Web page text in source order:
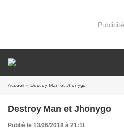
Publicité
Accueil » Destroy Man et Jhonygo
Destroy Man et Jhonygo
Publié le 13/06/2018 à 21:11